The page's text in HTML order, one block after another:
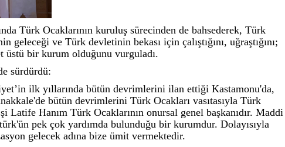
Türk Ocaklarının kuruluş sürecinden de bahsederek, Türk
geleceği ve Türk devletinin bekası için çalıştığını, uğraştığını;
üstü bir kurum olduğunu vurguladı.
sürdürdü:
ilk yıllarında bütün devrimlerini ilan ettiği Kastamonu'da,
bütün devrimlerini Türk Ocakları vasıtasıyla Türk
Latife Hanım Türk Ocaklarının onursal genel başkanıdır. Maddi
pek çok yardımda bulunduğu bir kurumdur. Dolayısıyla
gelecek adına bize ümit vermektedir.